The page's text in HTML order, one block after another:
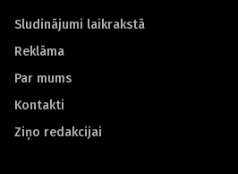
Sludinājumi laikrakstā
Reklāma
Par mums
Kontakti
Ziņo redakcijai